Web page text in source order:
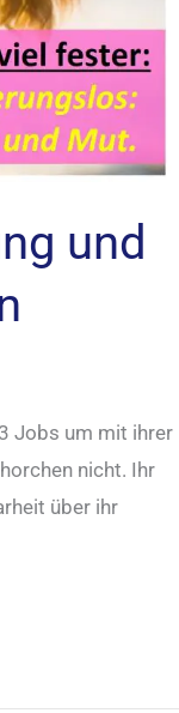
und
Jobs um mit ihrer
nicht. Ihr
über ihr